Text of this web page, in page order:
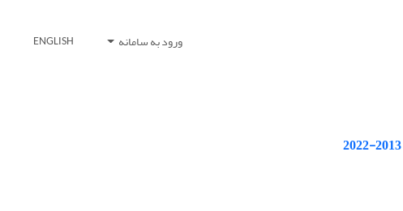
ورود به سامانه ENGLISH